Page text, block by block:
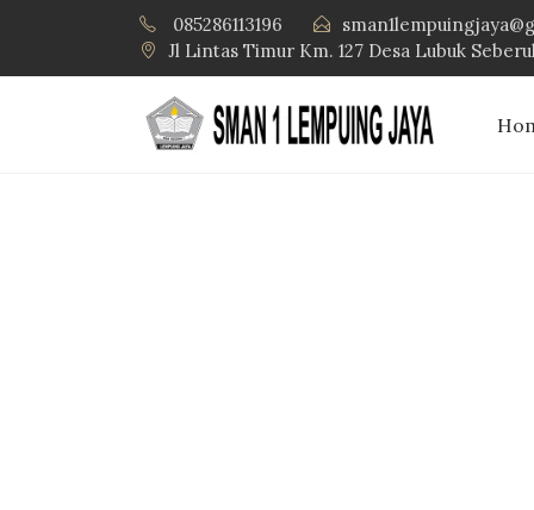
085286113196
Jl Lintas Timur Km. 127 Desa Lubuk